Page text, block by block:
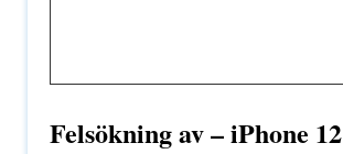
Felsökning av – iPhone 12